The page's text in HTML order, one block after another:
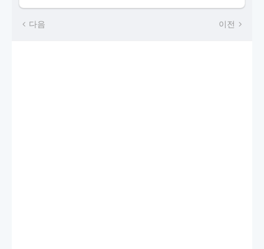
다음 이전